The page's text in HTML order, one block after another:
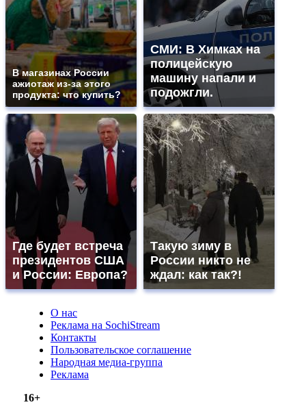
В магазинах России
ажиотаж из-за этого
продукта: что купить?
СМИ: В Химках на
полицейскую
машину напали и
подожгли.
Где будет встреча
президентов США
и России: Европа?
Такую зиму в
России никто не
ждал: как так?!
О нас
Реклама на SochiStream
Контакты
Пользовательское соглашение
Народная медиа-группа
Реклама
16+